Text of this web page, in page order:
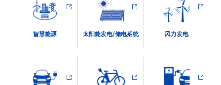
智慧能源 太阳能发电/储电系统 风力发电